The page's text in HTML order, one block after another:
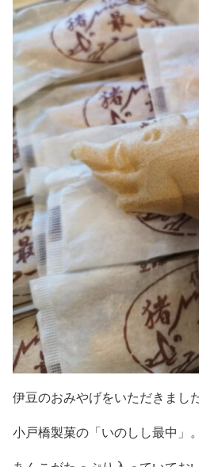
伊豆のおみやげをいただきました
小戸橋製菓の「いのしし最中」。